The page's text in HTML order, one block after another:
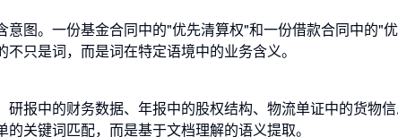
图。一份基金合同中的"优先清算权"和一份借款合同中的"优
只是词，而是词在特定语境中的业务含义。
报中的财务数据、年报中的股权结构、物流单证中的货物
关键词匹配，而是基于文档理解的语义提取。